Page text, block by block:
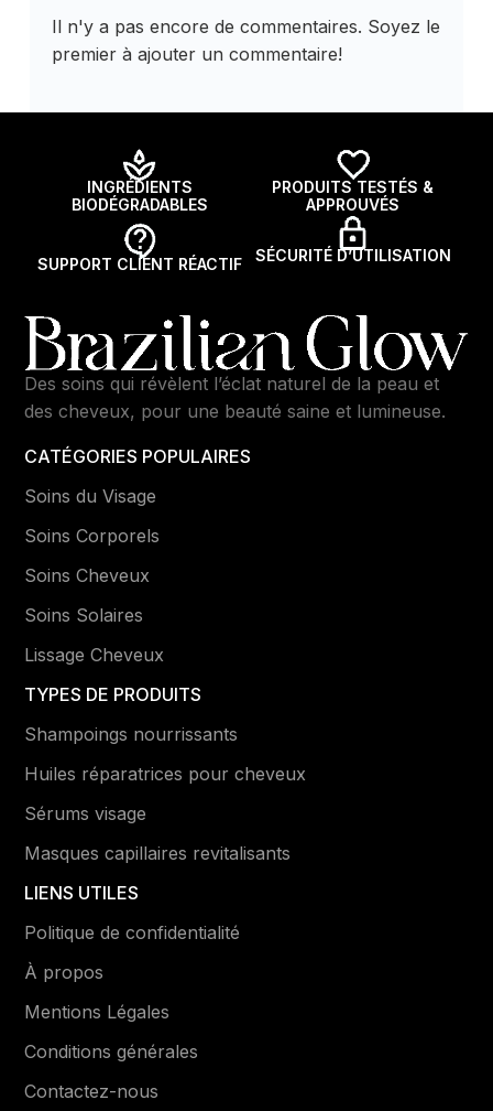
Il n'y a pas encore de commentaires. Soyez le
premier à ajouter un commentaire!
INGRÉDIENTS
BIODÉGRADABLES
PRODUITS TESTÉS &
APPROUVÉS
SUPPORT CLIENT RÉACTIF SÉCURITÉ D’UTILISATION
Des soins qui révèlent l’éclat naturel de la peau et
des cheveux, pour une beauté saine et lumineuse.
CATÉGORIES POPULAIRES
Soins du Visage
Soins Corporels
Soins Cheveux
Soins Solaires
Lissage Cheveux
TYPES DE PRODUITS
Shampoings nourrissants
Huiles réparatrices pour cheveux
Sérums visage
Masques capillaires revitalisants
LIENS UTILES
Politique de confidentialité
À propos
Mentions Légales
Conditions générales
Contactez-nous